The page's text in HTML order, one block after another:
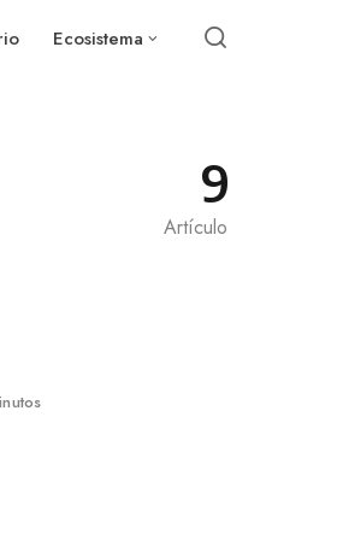
Ecosistema
9
Artículo